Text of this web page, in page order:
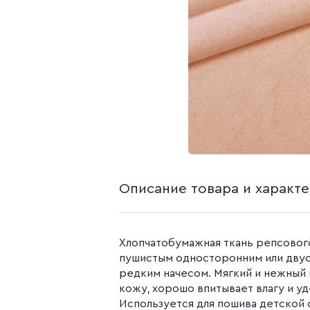
Бязь
Бязь набивная
Поплин
Поплин 150 см
Поплин 220 см
Поплин
Описание товара и
Хлопчатобумажная ткань
пушистым односторонним или
редким начесом. Мягкий и нежный
кожу, хорошо впитывает влагу и
Используется для пошива